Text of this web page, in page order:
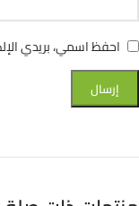
احفظ اسمي، بريدي